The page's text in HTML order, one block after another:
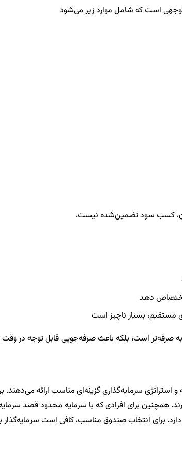
توجهی است که شامل موارد زیر می‌شود
کسب سود تضمین‌شده نیست.
اختصاص دهد
مستقیم، بسیار ناچیز است
صرفه‌تر است، بلکه باعث صرفه‌جویی قابل توجه در وقت
و استراتژی سرمایه‌گذاری گزینه‌ای مناسب ارائه
همچنین برای افرادی که با سرمایه محدود قصد
برای انتخاب صندوق مناسب، کافی است سرمایه‌گذار